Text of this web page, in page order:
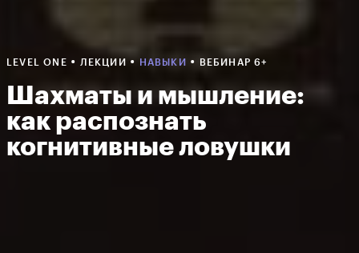
LEVEL ONE • ЛЕКЦИИ • НАВЫКИ • ВЕБИНАР 6+
Шахматы и мышление:
как распознать
когнитивные ловушки